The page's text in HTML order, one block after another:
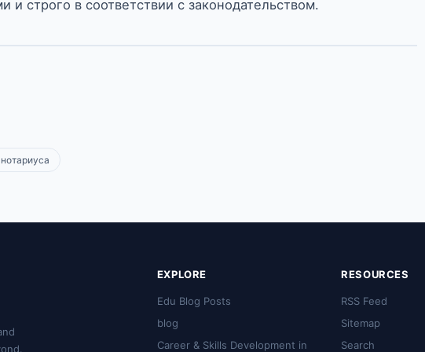
строго в соответствии с законодательством.
EXPLORE
Edu Blog Posts
blog
Career & Skills Development in
RESOURCES
RSS Feed
Sitemap
Search